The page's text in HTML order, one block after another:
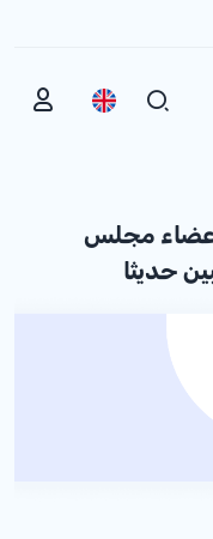
مجلس
حديثا